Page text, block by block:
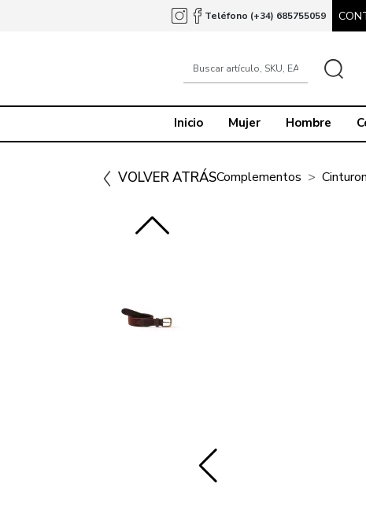
Teléfono (+34) 685755059
Inicio Mujer Hombre
VOLVER ATRÁSComplementos